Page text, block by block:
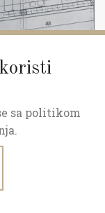
sa politikom
1/2
a